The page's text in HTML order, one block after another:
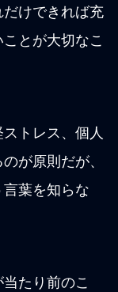
けできれば充
とが大切なこ
トレス、個人
が原則だが、
葉を知らな
たり前のこ